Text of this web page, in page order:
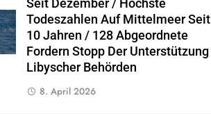
Seit Dezember / Höchste
Todeszahlen Auf Mittelmeer Seit
10 Jahren / 128 Abgeordnete
Fordern Stopp Der Unterstützung
Libyscher Behörden
8. April 2026